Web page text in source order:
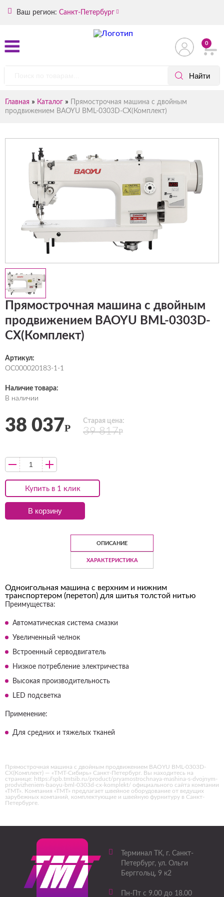
Ваш регион: Санкт-Петербург
0
Главная » Каталог »
Прямострочная машина с двойным
продвижением BAOYU BML-0303D-CX(Комплект)
Прямострочная машина с двойным
продвижением BAOYU BML-0303D-
CX(Комплект)
Артикул:
ОС000020183-1-1
Наличие товара:
В наличии
Купить в 1 клик
38 037Р
Старая цена:
39 817Р
В корзину
ОПИСАНИЕ
ХАРАКТЕРИСТИКА
Одноигольная машина с верхним и нижним
транспортером (перетоп) для шитья толстой нитью
Преимущества:
Автоматическая система смазки
Увеличенный челнок
Встроенный серводвигатель
Низкое потребление электричества
Высокая производительность
LED подсветка
Применение:
Для средних и тяжелых тканей
Прямострочная машина с двойным продвижением BAOYU BML-0303D-
CX(Комплект) — «ТМТ-Сибирь» Санкт-Петербург. Вы находитесь на
странице: https://spb.tmtsib.ru/product/pryamostrochnaya-mashina-s-dvojnym-
prodvizheniem-baoyu-bml-0303d-cx-komplekt/ официального сайта компании
«ТМТ». Компания «ТМТ» предлагает швейное оборудование от ведущих
зарубежных компаний, комплектующие и швейную фурнитуру в Санкт-
Петербурге.
Терминал ТК, г. Санкт-
Петербург, ул. Ольги
Берггольц, 9 к2
Пн-Пт с 9.00 до 18.00